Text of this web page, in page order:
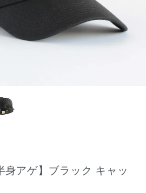
身アゲ】ブラック キャッ